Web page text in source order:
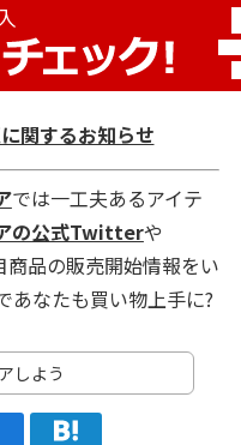
関するお知らせ
では一工夫あるアイテ
の公式Twitterや
商品の販売開始情報をい
なたも買い物上手に?
しよう